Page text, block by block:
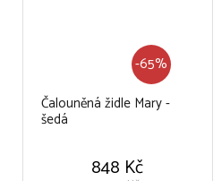
-65%
Čalouněná židle Mary -
šedá
848 Kč